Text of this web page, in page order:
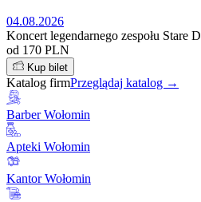
04.08.2026
Koncert legendarnego zespołu Stare D
od 170 PLN
Kup bilet
Katalog firmPrzeglądaj katalog →
Barber Wołomin
Apteki Wołomin
Kantor Wołomin